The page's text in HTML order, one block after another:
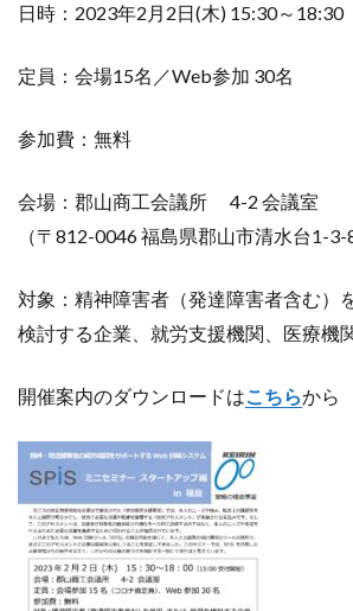
日時：2023年2月2日(木) 15:30～18:30
定員：会場15名／Web参加 30名
参加費：無料
会場：郡山商工会議所 4-2 会議室
（〒812-0046 福島県郡山市清水台1-3-8
対象：精神障害者（発達障害者含む）
検討する企業、就労支援機関、医療
開催案内のダウンロードはこちらから